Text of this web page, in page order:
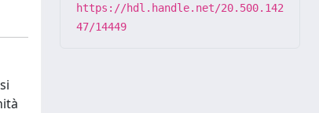
https://hdl.handle.net/20.500.142
47/14449